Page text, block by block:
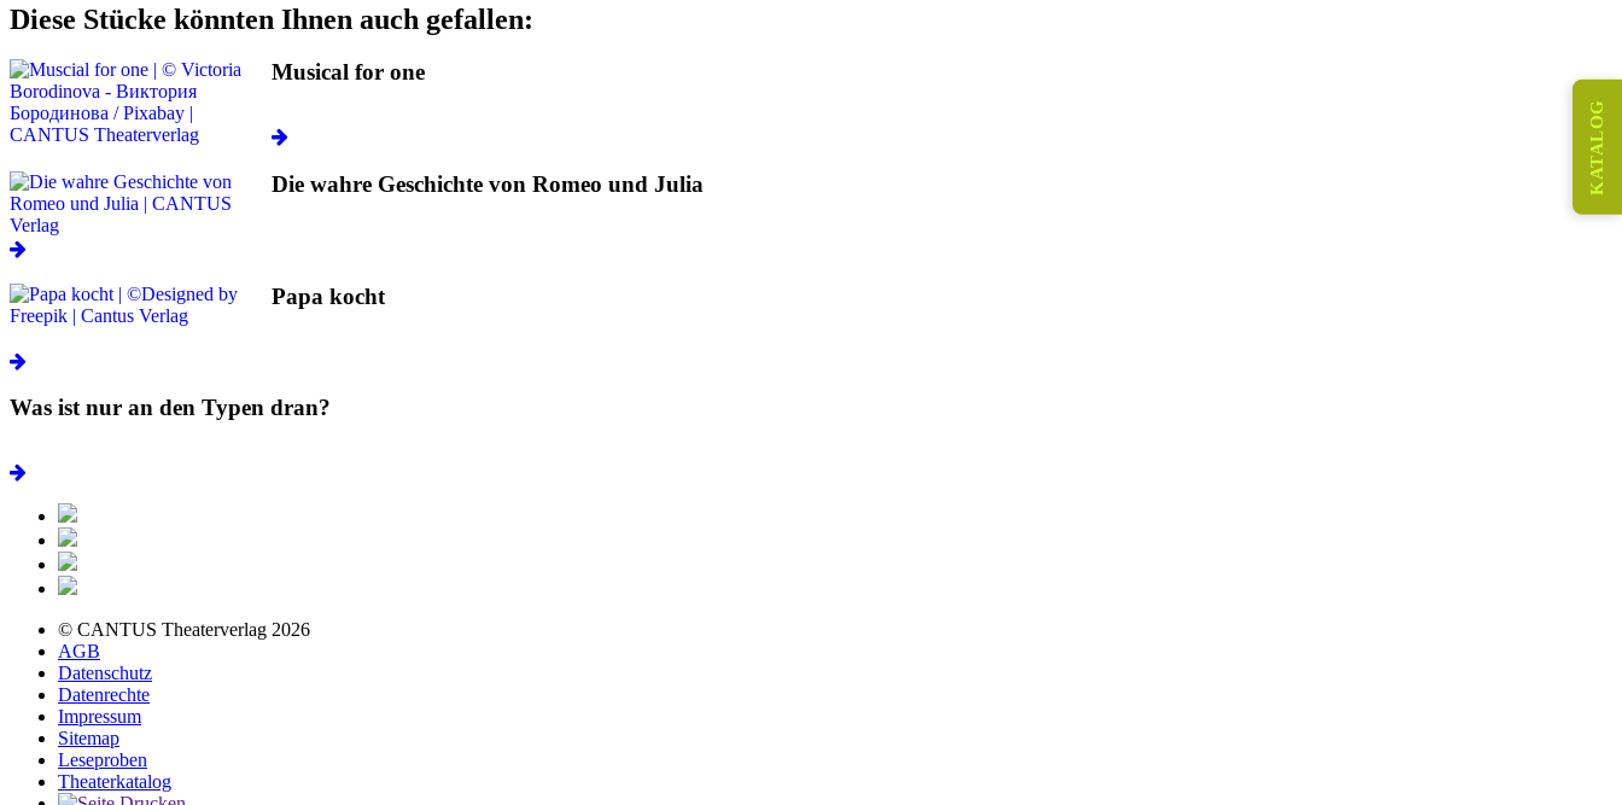
Diese Stücke könnten Ihnen auch gefallen:
Musical for one
Die wahre Geschichte von Romeo und Julia
Papa kocht
Was ist nur an den Typen dran?
© CANTUS Theaterverlag 2026
AGB
Datenschutz
Datenrechte
Impressum
Sitemap
Leseproben
Theaterkatalog
KATALOG